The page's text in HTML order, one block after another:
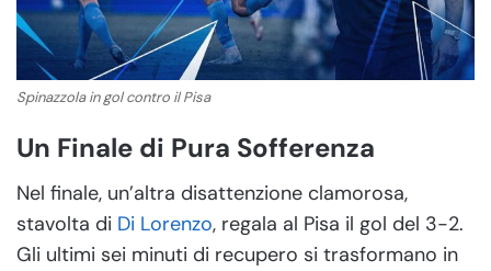
Spinazzola in gol contro il Pisa
Un Finale di Pura Sofferenza
Nel finale, un’altra disattenzione clamorosa,
stavolta di Di Lorenzo, regala al Pisa il gol del 3-2.
Gli ultimi sei minuti di recupero si trasformano in